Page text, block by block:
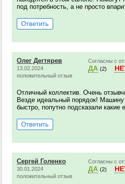
под потребность, а не просто
Ответить
Олег Дегтярев
13.02.2024
положительный отзыв
Согласны с
ДА (2)
Отличный коллектив. Очень
Везде идеальный порядок! Машину
быстро, попутно подсказали
Ответить
Сергей Голенко
30.01.2024
положительный отзыв
Согласны с
ДА (2)